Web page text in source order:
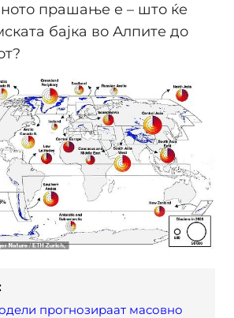
прашање е – што ќе
бајка во Алпите до
прогнозираат масовно